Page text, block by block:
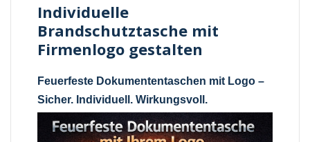
Individuelle
Brandschutztasche mit
Firmenlogo gestalten
Feuerfeste Dokumententaschen mit Logo –
Sicher. Individuell. Wirkungsvoll.